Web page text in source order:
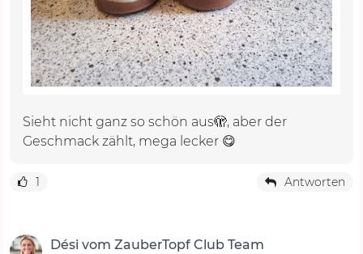
Sieht nicht ganz so schön aus🫣, aber der
Geschmack zählt, mega lecker 😋
1 Antworten
Dési vom ZauberTopf Club Team